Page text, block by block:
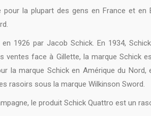
pour la plupart des gens en France et en
1926 par Jacob Schick. En 1934,
ventes face à Gillette, la marque Schick
la marque Schick en Amérique du
rasoirs sous la marque Wilkinson Sword.
le produit Schick Quattro est un